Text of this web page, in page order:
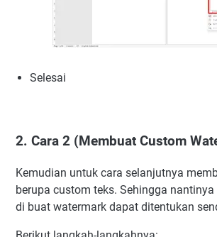
Selesai
2. Cara 2 (Membuat Custom
Kemudian untuk cara selanjutnya
berupa custom teks. Sehingga
di buat watermark dapat ditentukan